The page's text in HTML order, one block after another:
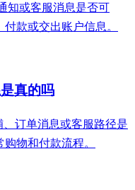
知或客服消息是否可
款或交出账户信息。
真的吗
、订单消息或客服路径是
物和付款流程。